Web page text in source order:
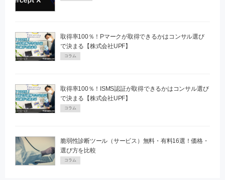
取得率100％！Pマークが取得できるかはコンサル選び
で決まる【株式会社UPF】
コラム
取得率100％！ISMS認証が取得できるかはコンサル選び
で決まる【株式会社UPF】
コラム
脆弱性診断ツール（サービス）無料・有料16選！価格・
選び方を比較
コラム